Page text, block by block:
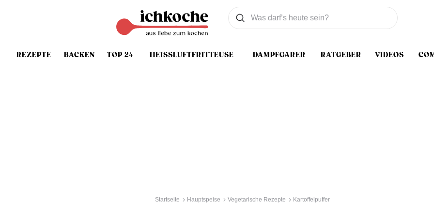
REZEPTE BACKEN TOP 24 HEISSLUFTFRITTEUSE DAMPFGARER RATGEBER VIDEOS
Was wollen Sie suchen
Suchen
Startseite Hauptspeise Vegetarische Rezepte Kartoffelpuffer